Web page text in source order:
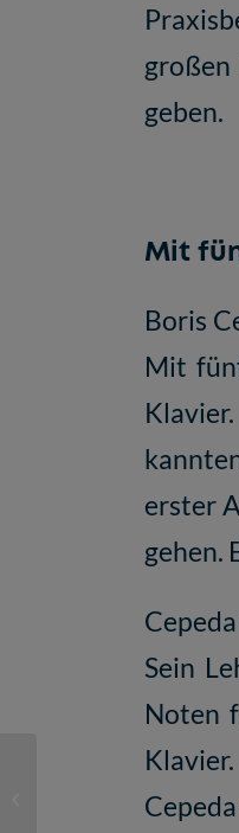
geben.
Mit
Boris
Mit
erster
gehen.
Sein
Noten
Materialpool wächst –